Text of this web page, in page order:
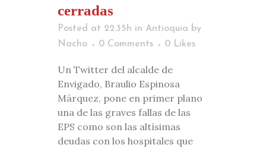
cerradas
Posted at 22:35h in Antioquia by
Nacho
0 Comments 0 Likes
Un Twitter del alcalde de
Envigado, Braulio Espinosa
Márquez, pone en primer plano
una de las graves fallas de las
EPS como son las altísimas
deudas con los hospitales que